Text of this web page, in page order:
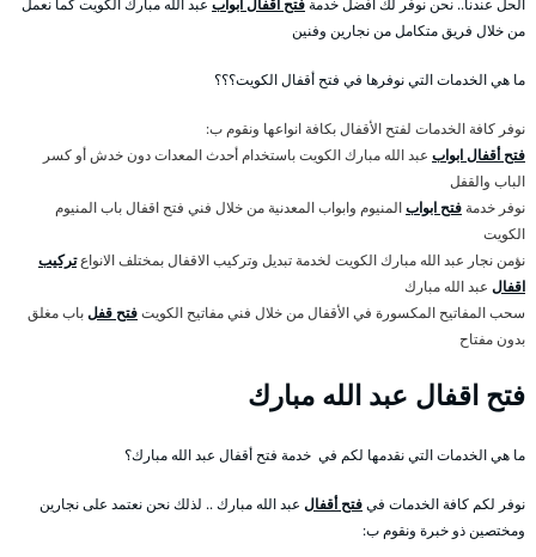
من خلال فريق متكامل من نجارين وفنين
ما هي الخدمات التي نوفرها في فتح أقفال الكويت؟؟؟
نوفر كافة الخدمات لفتح الأقفال بكافة انواعها ونقوم ب:
فتح أقفال ابواب عبد الله مبارك الكويت باستخدام أحدث المعدات دون خدش أو كسر
الباب والقفل
نوفر خدمة فتح ابوابالمنيوم وابواب المعدنية من خلال فني فتح اقفال باب المنيوم
الكويت
نؤمن نجار عبد الله مبارك الكويت لخدمة تبديل وتركيب الاقفال بمختلف الانواعتركيب
اقفال عبد الله مبارك
سحب المفاتيح المكسورة في الأقفال من خلال فني مفاتيح الكويتفتح قفلباب مغلق
بدون مفتاح
فتح اقفال عبد الله مبارك
ما هي الخدمات التي نقدمها لكم في خدمة فتح أقفال عبد الله مبارك؟
نوفر لكم كافة الخدمات فيفتح أقفال عبد الله مبارك .. لذلك نحن نعتمد على نجارين
ومختصين ذو خبرة ونقوم ب: